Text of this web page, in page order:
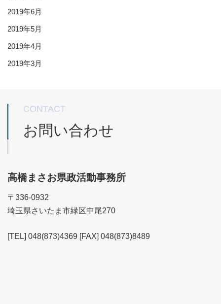
2019年6月
2019年5月
2019年4月
2019年3月
CONTACT
お問い合わせ
高橋まさお県政活動事務所
〒336-0932
埼玉県さいたま市緑区中尾270
[TEL] 048(873)4369 [FAX] 048(873)8489